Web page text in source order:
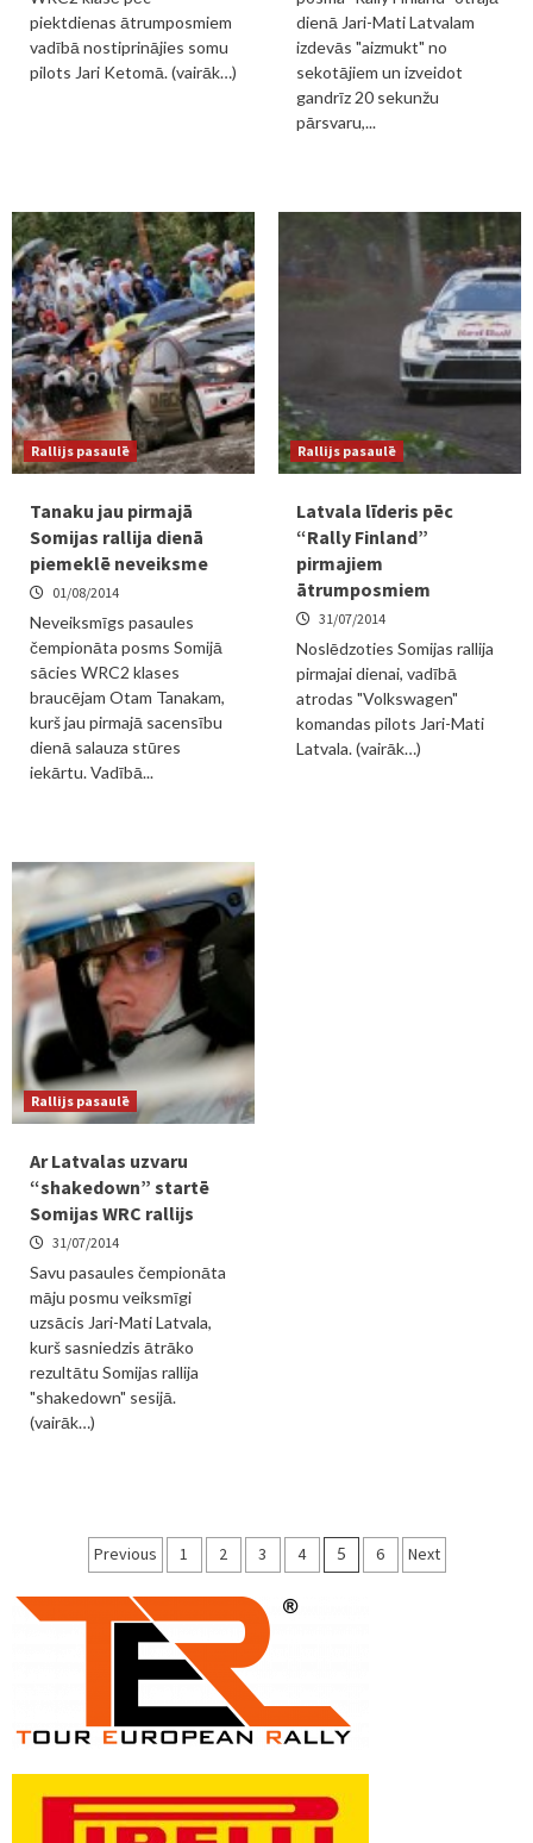
piektdienas ātrumposmiem
vadībā nostiprinājies somu
pilots Jari Ketomā. (vairāk…)
dienā Jari-Mati Latvalam
izdevās "aizmukt" no
sekotājiem un izveidot
gandrīz 20 sekunžu
pārsvaru,...
Rallijs pasaulē
Tanaku jau pirmajā
Somijas rallija dienā
piemeklē neveiksme
01/08/2014
Neveiksmīgs pasaules
čempionāta posms Somijā
sācies WRC2 klases
braucējam Otam Tanakam,
kurš jau pirmajā sacensību
dienā salauza stūres
iekārtu. Vadībā...
Rallijs pasaulē
Latvala līderis pēc
“Rally Finland”
pirmajiem
ātrumposmiem
31/07/2014
Noslēdzoties Somijas rallija
pirmajai dienai, vadībā
atrodas "Volkswagen"
komandas pilots Jari-Mati
Latvala. (vairāk…)
Rallijs pasaulē
Ar Latvalas uzvaru
“shakedown” startē
Somijas WRC rallijs
31/07/2014
Savu pasaules čempionāta
māju posmu veiksmīgi
uzsācis Jari-Mati Latvala,
kurš sasniedzis ātrāko
rezultātu Somijas rallija
"shakedown" sesijā.
(vairāk…)
Ziņu
numerācija
pēc
lappusēm
Previous 1 2 3 4 5 6 Next